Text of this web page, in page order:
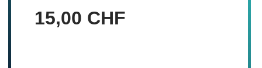
15,00 CHF